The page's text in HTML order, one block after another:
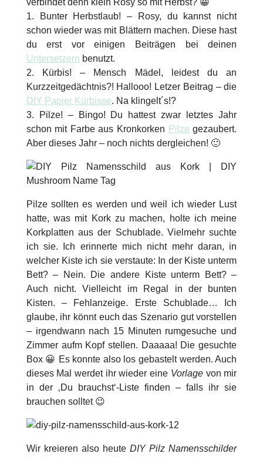
verbindet denn klein Rosy so mit Herbst? 😀
1. Bunter Herbstlaub! – Rosy, du kannst nicht
schon wieder was mit Blättern machen. Diese hast
du erst vor einigen Beiträgen bei deinen
Untersetzern benutzt.
2. Kürbis! – Mensch Mädel, leidest du an
Kurzzeitgedächtnis?! Hallooo! Letzer Beitrag – die
DIY Papier Kürbisse. Na klingelt´s!?
3. Pilze! – Bingo! Du hattest zwar letztes Jahr
schon mit Farbe aus Kronkorken Pilze gezaubert.
Aber dieses Jahr – noch nichts dergleichen! 🙂
Pilze sollten es werden und weil ich wieder Lust
hatte, was mit Kork zu machen, holte ich meine
Korkplatten aus der Schublade. Vielmehr suchte
ich sie. Ich erinnerte mich nicht mehr daran, in
welcher Kiste ich sie verstaute: In der Kiste unterm
Bett? – Nein. Die andere Kiste unterm Bett? –
Auch nicht. Vielleicht im Regal in der bunten
Kisten. – Fehlanzeige. Erste Schublade… Ich
glaube, ihr könnt euch das Szenario gut vorstellen
– irgendwann nach 15 Minuten rumgesuche und
Zimmer aufm Kopf stellen. Daaaaa! Die gesuchte
Box 😀 Es konnte also los gebastelt werden. Auch
dieses Mal werdet ihr wieder eine Vorlagevon mir
in der ‚Du brauchst‘-Liste finden – falls ihr sie
brauchen solltet 😉
Wir kreieren also heuteDIY Pilz Namensschilder